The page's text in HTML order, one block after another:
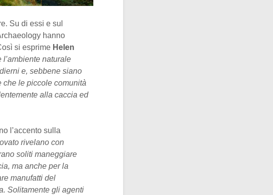
Su di essi e sul
hanno
si esprime Helen
l’ambiente naturale
e, sebbene siano
che le piccole comunità
alla caccia ed
l’accento sulla
rivelano con
soliti maneggiare
ma anche per la
manufatti del
Solitamente gli agenti